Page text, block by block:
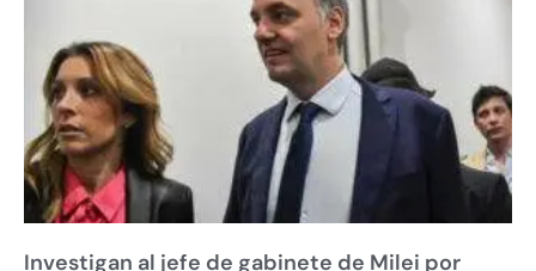
Investigan al jefe de gabinete de Milei por